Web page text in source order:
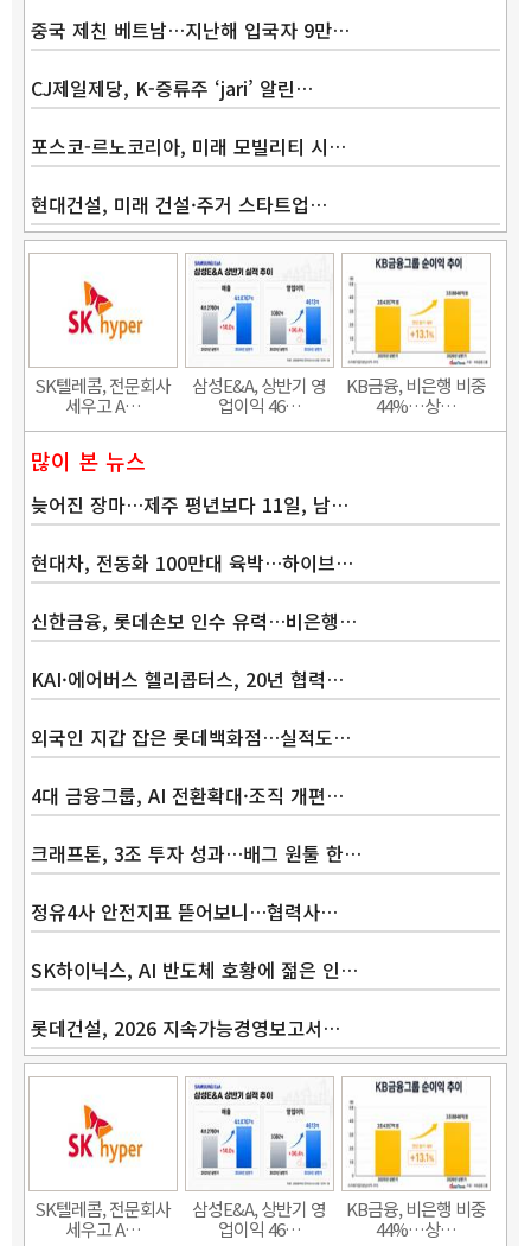
중국 제친 베트남…지난해 입국자 9만…
CJ제일제당, K-증류주 ‘jari’ 알린…
포스코-르노코리아, 미래 모빌리티 시…
현대건설, 미래 건설·주거 스타트업…
SK텔레콤, 전문회사
세우고 A…
삼성E&A, 상반기 영
업이익 46…
KB금융, 비은행 비중
44%…상…
많이 본 뉴스
늦어진 장마…제주 평년보다 11일, 남…
현대차, 전동화 100만대 육박…하이브…
신한금융, 롯데손보 인수 유력…비은행…
KAI·에어버스 헬리콥터스, 20년 협력…
외국인 지갑 잡은 롯데백화점…실적도…
4대 금융그룹, AI 전환확대·조직 개편…
크래프톤, 3조 투자 성과…배그 원툴 한…
정유4사 안전지표 뜯어보니…협력사…
SK하이닉스, AI 반도체 호황에 젊은 인…
롯데건설, 2026 지속가능경영보고서…
SK텔레콤, 전문회사
세우고 A…
삼성E&A, 상반기 영
업이익 46…
KB금융, 비은행 비중
44%…상…